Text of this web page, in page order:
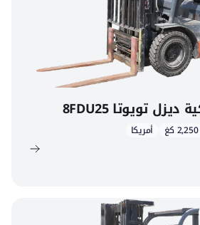
2,250 كغ أمريكا